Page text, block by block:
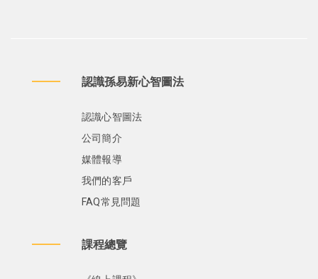
認識孫易新心智圖法
認識心智圖法
公司簡介
媒體報導
我們的客戶
FAQ常見問題
課程總覽